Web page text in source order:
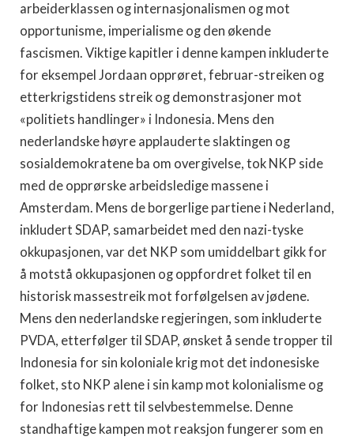
arbeiderklassen og internasjonalismen og mot
opportunisme, imperialisme og den økende
fascismen. Viktige kapitler i denne kampen inkluderte
for eksempel Jordaan opprøret, februar-streiken og
etterkrigstidens streik og demonstrasjoner mot
«politiets handlinger» i Indonesia. Mens den
nederlandske høyre applauderte slaktingen og
sosialdemokratene ba om overgivelse, tok NKP side
med de opprørske arbeidsledige massene i
Amsterdam. Mens de borgerlige partiene i Nederland,
inkludert SDAP, samarbeidet med den nazi-tyske
okkupasjonen, var det NKP som umiddelbart gikk for
å motstå okkupasjonen og oppfordret folket til en
historisk massestreik mot forfølgelsen av jødene.
Mens den nederlandske regjeringen, som inkluderte
PVDA, etterfølger til SDAP, ønsket å sende tropper til
Indonesia for sin koloniale krig mot det indonesiske
folket, sto NKP alene i sin kamp mot kolonialisme og
for Indonesias rett til selvbestemmelse. Denne
standhaftige kampen mot reaksjon fungerer som en